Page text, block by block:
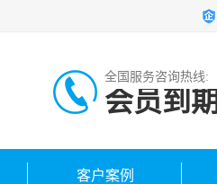
全国服务咨询热线:
会员到期
客户案例